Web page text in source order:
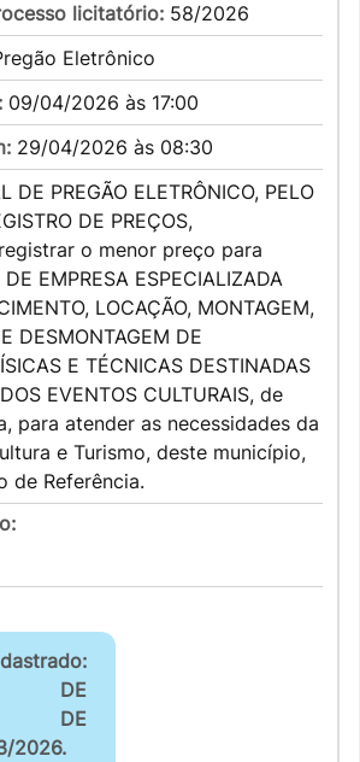
licitatório: 58/2026
Eletrônico
09/04/2026 às 17:00
29/04/2026 às 08:30
DE PREGÃO ELETRÔNICO, PELO
DE PREÇOS,
o menor preço para
EMPRESA ESPECIALIZADA
LOCAÇÃO, MONTAGEM,
DESMONTAGEM DE
E TÉCNICAS DESTINADAS
EVENTOS CULTURAIS, de
para atender as necessidades da
e Turismo, deste município,
de Referência.
DE
DE
2026.